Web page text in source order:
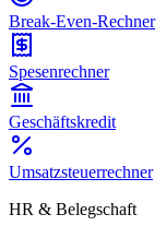
Break-Even-Rechner
Spesenrechner
Geschäftskredit
Umsatzsteuerrechner
HR & Belegschaft